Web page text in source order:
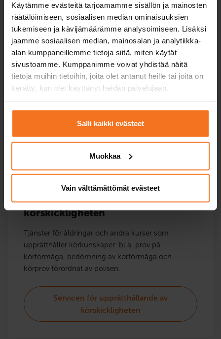
Käytämme evästeitä tarjoamamme sisällön ja mainosten
räätälöimiseen, sosiaalisen median ominaisuuksien
tukemiseen ja kävijämäärämme analysoimiseen. Lisäksi
jaamme sosiaalisen median, mainosalan ja analytiikka-
alan kumppaneillemme tietoja siitä, miten käytät
sivustoamme. Kumppanimme voivat yhdistää näitä
tietoja muihin tietoihin, joita olet antanut heille tai joita on
kerätty, kun olet käyttänyt heidän palvelujaan.
Salli kaikki evästeet
Muokkaa
Vain välttämättömät evästeet
Motorcykelkörkort A
Fyrhjuling och traktor
körskickligheten
Tjänster för åldringar och andra kurser som
upprätthåller körkunskaper: bl.a. prov på
körförmåga, bedömning av körförmåga och
körprov förordnat av polisen.
Servicen för upprätthållande av
körskickligheten